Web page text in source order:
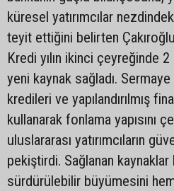
küresel yatırımcılar
teyit ettiğini belirten
Kredi yılın ikinci çeyreğinde 2
yeni kaynak sağladı.
kredileri ve yapılandırılmış
kullanarak fonlama yapısını
uluslararası yatırımcıların
pekiştirdi. Sağlanan kaynaklar
sürdürülebilir büyümesini